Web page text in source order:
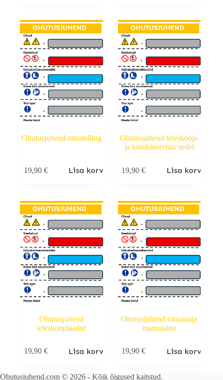
Ohutusjuhend ratastelling
19,90 € Lisa korvi
Ohutusjuhend teleskoop-
ja kombineeritav redel
19,90€ Lisa korvi
Ohutusjuhend
teleskooplaadur
19,90 € Lisa korvi
Ohutusjuhend virnastaja
manuaalne
19,90€ Lisa korvi
Ohutusjuhend.com © 2026 - Kõik õigused kaitstud.